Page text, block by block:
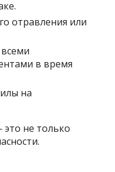
отравления или
в время
на
не только